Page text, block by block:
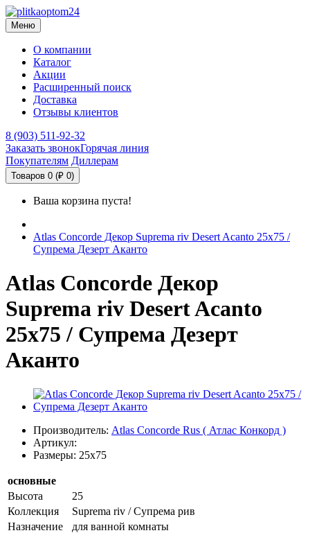
Меню
О компании
Каталог
Акции
Расширенный поиск
Доставка
Отзывы клиентов
8 (903) 511-92-32
Заказать звонокГорячая линия
Покупателям Диллерам
Товаров 0 (₽ 0)
Ваша корзина пуста!
Atlas Concorde Декор Suprema riv Desert Acanto 25х75 /
Супрема Дезерт Аканто
Atlas Concorde Декор
Suprema riv Desert Acanto
25х75 / Супрема Дезерт
Аканто
Производитель: Atlas Concorde Rus ( Атлас Конкорд )
Артикул:
Размеры: 25x75
основные
Высота
25
Коллекция
Suprema riv / Супрема рив
Назначение
для ванной комнаты